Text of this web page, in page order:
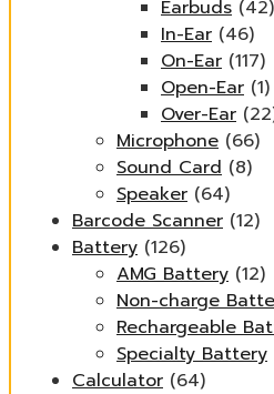
Earbuds (42)
In-Ear (46)
On-Ear (117)
Open-Ear (1)
Over-Ear
Microphone (66)
Sound Card (8)
Speaker (64)
Barcode Scanner (12)
Battery (126)
AMG Battery (12)
Non-charge
Rechargeable
Specialty Battery
Calculator (64)